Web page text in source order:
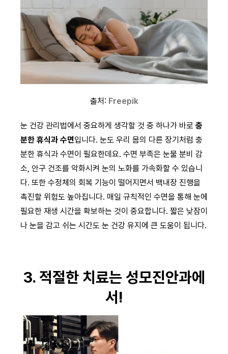
출처: Freepik
눈 건강 관리법에서 중요하게 생각할 것 중 하나가 바로 충
분한 휴식과 수면입니다. 눈도 우리 몸의 다른 장기처럼 충
분한 휴식과 수면이 필요한데요. 수면 부족은 눈물 분비 감
소, 안구 건조를 악화시켜 눈의 노화를 가속화할 수 있습니
다. 또한 수정체의 회복 기능이 떨어지면서 백내장 진행을
촉진할 위험도 높아집니다. 매일 규칙적인 수면을 통해 눈에
필요한 재생 시간을 확보하는 것이 중요합니다. 짧은 낮잠이
나 눈을 감고 쉬는 시간도 눈 건강 유지에 큰 도움이 됩니다.
3. 적절한 치료는 성모진안과에
서!